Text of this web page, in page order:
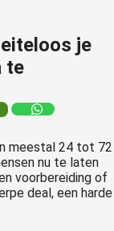
je
te
meestal 24 tot 72
nu te laten
voorbereiding of
deal, een harde